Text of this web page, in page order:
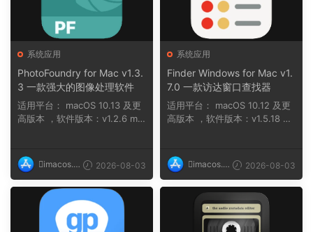
系统应用
PhotoFoundry for Mac v1.3.
3 一款强大的图像处理软件
适用平台： macOS 10.13 及更
高版本 ，软件版本：v1.2.6 ma
imacos.t
op
2026-08-03
系统应用
Finder Windows for Mac v1.
7.0 一款访达窗口查找器
适用平台： macOS 10.12 及更
高版本 ，软件版本：v1.5.18 na
imacos.t
op
2026-08-03